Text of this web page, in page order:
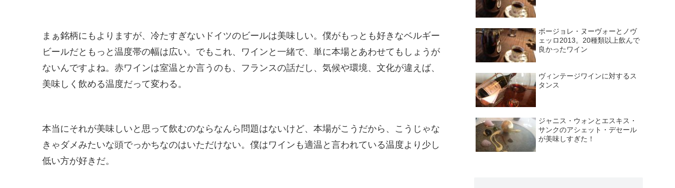
まぁ銘柄にもよりますが、冷たすぎないドイツのビールは美味しい。僕がもっとも好きなベルギー
ビールだともっと温度帯の幅は広い。でもこれ、ワインと一緒で、単に本場とあわせてもしょうが
ないんですよね。赤ワインは室温とか言うのも、フランスの話だし、気候や環境、文化が違えば、
美味しく飲める温度だって変わる。
本当にそれが美味しいと思って飲むのならなんら問題はないけど、本場がこうだから、こうじゃな
きゃダメみたいな頭でっかちなのはいただけない。僕はワインも適温と言われている温度より少し
低い方が好きだ。
ボージョレ・ヌーヴォーとノヴ
ェッロ2013。20種類以上飲んで
良かったワイン
ヴィンテージワインに対するス
タンス
ジャニス・ウォンとエスキス・
サンクのアシェット・デセール
が美味しすぎた！